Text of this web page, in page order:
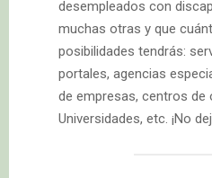
desempleados con
muchas otras y que
posibilidades tendrás:
portales, agencias
de empresas, centros de
Universidades, etc. ¡No